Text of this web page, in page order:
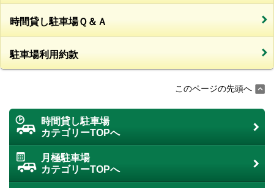
時間貸し駐車場Ｑ＆Ａ
駐車場利用約款
このページの先頭へ
時間貸し駐車場
カテゴリーTOPへ
月極駐車場
カテゴリーTOPへ